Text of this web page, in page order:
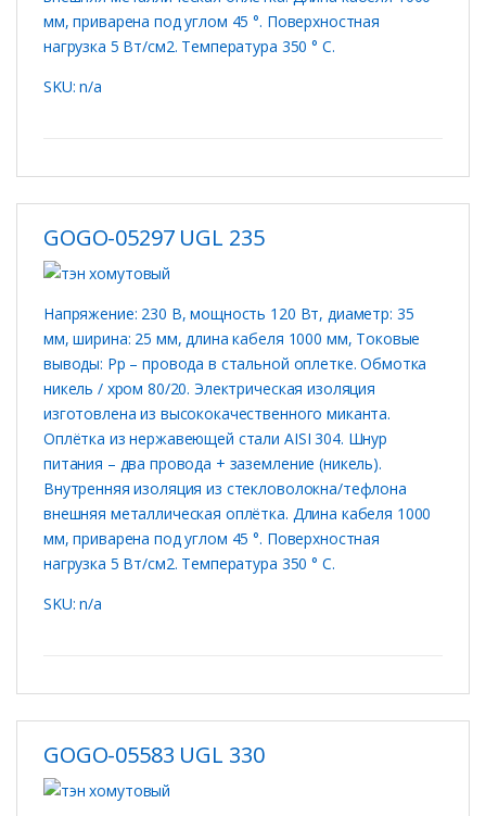
мм, приварена под углом 45 °. Поверхностная
нагрузка 5 Вт/см2. Температура 350 ° C.
SKU: n/a
GOGO-05297 UGL 235
Напряжение: 230 В, мощность 120 Вт, диаметр: 35
мм, ширина: 25 мм, длина кабеля 1000 мм, Токовые
выводы: Рр – провода в стальной оплетке. Обмотка
никель / хром 80/20. Электрическая изоляция
изготовлена ​​из высококачественного миканта.
Оплётка из нержавеющей стали AISI 304. Шнур
питания – два провода + заземление (никель).
Внутренняя изоляция из стекловолокна/тефлона
внешняя металлическая оплётка. Длина кабеля 1000
мм, приварена под углом 45 °. Поверхностная
нагрузка 5 Вт/см2. Температура 350 ° C.
SKU: n/a
GOGO-05583 UGL 330